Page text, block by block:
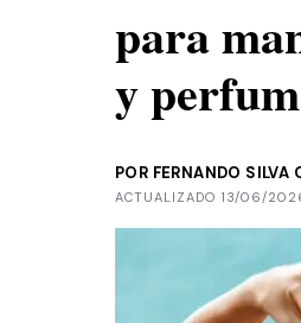
para
y
POR FERNANDO SILVA
ACTUALIZADO 13/06/